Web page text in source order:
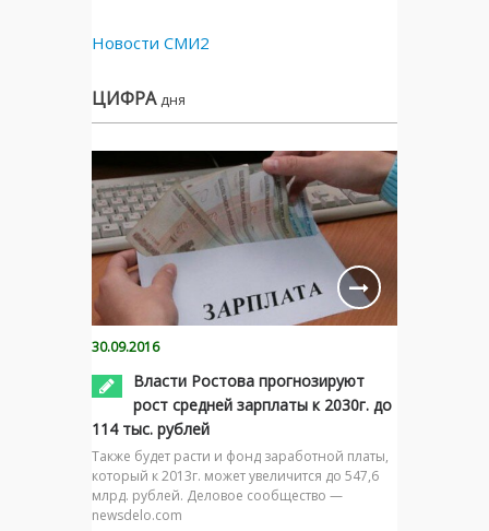
Новости СМИ2
ЦИФРА дня
30.09.2016
Власти Ростова прогнозируют
рост средней зарплаты к 2030г. до
114 тыс. рублей
Также будет расти и фонд заработной платы,
который к 2013г. может увеличится до 547,6
млрд. рублей. Деловое сообщество —
newsdelo.com